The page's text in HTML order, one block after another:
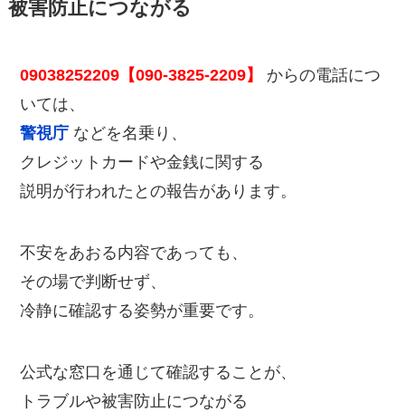
被害防止につながる
09038252209【090-3825-2209】
からの電話につ
いては、
警視庁 などを名乗り、
クレジットカードや金銭に関する
説明が行われたとの報告があります。
不安をあおる内容であっても、
その場で判断せず、
冷静に確認する姿勢が重要です。
公式な窓口を通じて確認することが、
トラブルや被害防止につながる